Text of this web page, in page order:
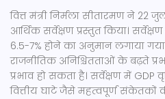
वित्त मंत्री निर्मला सीतारमण ने 22
आर्थिक सर्वेक्षण प्रस्तुत किया।
6.5-7% होने का अनुमान लगाया
राजनीतिक अनिश्चितताओं के बढ़ते
प्रभाव हो सकता है। सर्वेक्षण में GDP
वित्तीय घाटे जैसे महत्वपूर्ण संकेतकों